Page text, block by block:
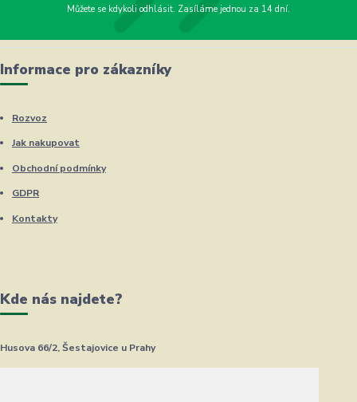
Můžete se kdykoli odhlásit. Zasíláme jednou za 14 dní.
Informace pro zákazníky
Rozvoz
Jak nakupovat
Obchodní podmínky
GDPR
Kontakty
Kde nás najdete?
Husova 66/2, Šestajovice u Prahy